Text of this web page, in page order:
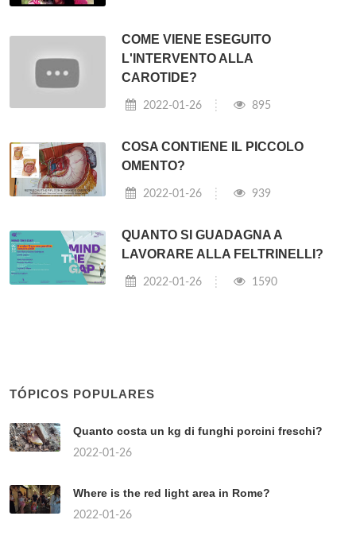
COME VIENE ESEGUITO
L'INTERVENTO ALLA
CAROTIDE?
2022-01-26 895
COSA CONTIENE IL PICCOLO
OMENTO?
2022-01-26 939
QUANTO SI GUADAGNA A
LAVORARE ALLA FELTRINELLI?
2022-01-26 1590
TÓPICOS POPULARES
Quanto costa un kg di funghi porcini freschi?
2022-01-26
Where is the red light area in Rome?
2022-01-26